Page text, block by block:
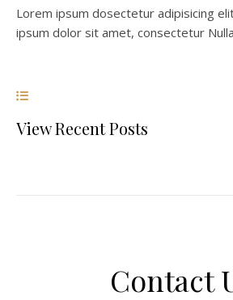
Lorem ipsum dosectetur adipisicing
ipsum dolor sit amet, consectetur
View Recent Posts
Contact